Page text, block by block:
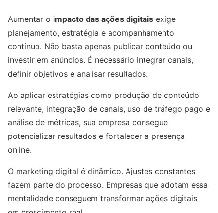
Aumentar o impacto das ações digitais exige
planejamento, estratégia e acompanhamento
contínuo. Não basta apenas publicar conteúdo ou
investir em anúncios. É necessário integrar canais,
definir objetivos e analisar resultados.
Ao aplicar estratégias como produção de conteúdo
relevante, integração de canais, uso de tráfego pago e
análise de métricas, sua empresa consegue
potencializar resultados e fortalecer a presença
online.
O marketing digital é dinâmico. Ajustes constantes
fazem parte do processo. Empresas que adotam essa
mentalidade conseguem transformar ações digitais